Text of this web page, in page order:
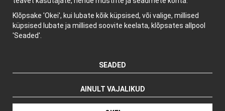
Blogi
Klõpsake 'Okei', kui lubate kõik küpsised, või valige, millised
küpsised lubate ja millised soovite keelata, klõpsates allpool
'Seaded'.
SEADED
AINULT VAJALIKUD